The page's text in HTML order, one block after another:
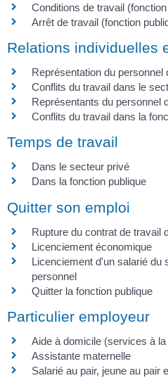
Conditions de travail
Arrêt de travail (fonction
Relations individuelles
Représentation du personnel
Conflits du travail dans le
Représentants du personnel
Conflits du travail dans la
Temps de travail
Dans le secteur privé
Dans la fonction publique
Quitter son emploi
Rupture du contrat de travail
Licenciement économique
Licenciement d'un salarié du
personnel
Quitter la fonction publique
Particulier employeur
Aide à domicile (services à
Assistante maternelle
Salarié au pair, jeune au pair